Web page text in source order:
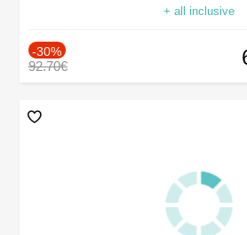
+ all inclusive
-30%
92.70€